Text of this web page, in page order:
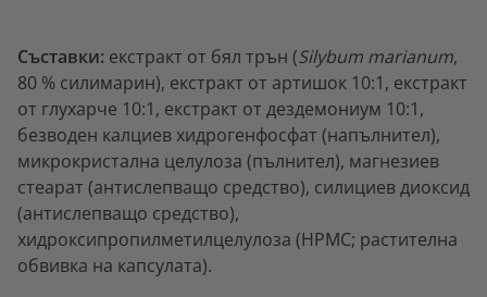
Съставки: екстракт от бял трън (Silybum marianum,
80 % силимарин), екстракт от артишок 10:1, екстракт
от глухарче 10:1, екстракт от дездемониум 10:1,
безводен калциев хидрогенфосфат (напълнител),
микрокристална целулоза (пълнител), магнезиев
стеарат (антислепващо средство), силициев диоксид
(антислепващо средство),
хидроксипропилметилцелулоза (HPMC; растителна
обвивка на капсулата).